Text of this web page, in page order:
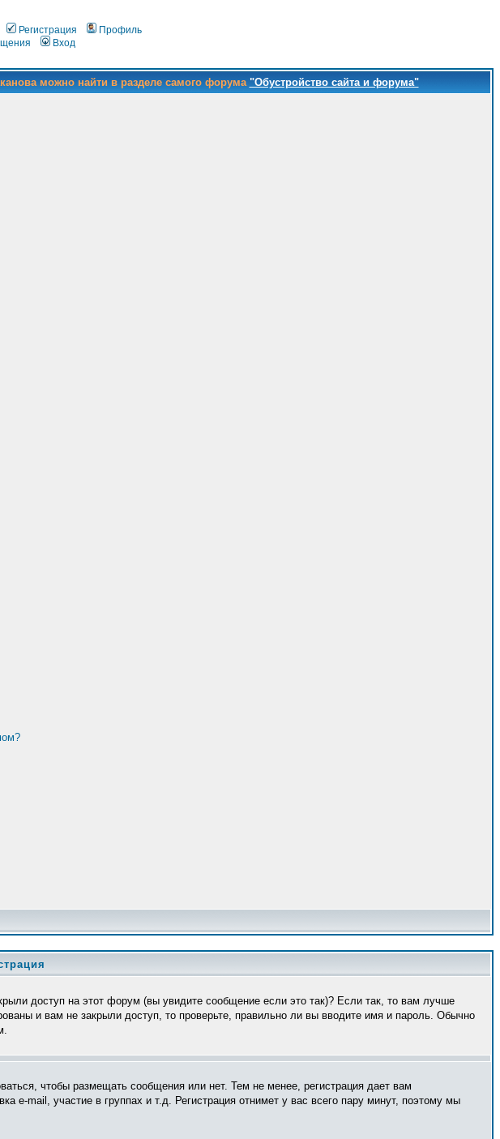
Регистрация
Профиль
Вход
можно найти в разделе самого форума "Обустройство сайта и форума"
доступ на этот форум (вы увидите сообщение если это так)? Если так, то вам лучше
и вам не закрыли доступ, то проверьте, правильно ли вы вводите имя и пароль. Обычно
чтобы размещать сообщения или нет. Тем не менее, регистрация дает вам
mail, участие в группах и т.д. Регистрация отнимет у вас всего пару минут, поэтому мы